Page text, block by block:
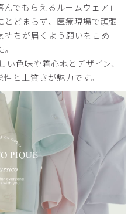
2026-04-25
大きめ
伸びない
厚い
が、シワになりにくく着心地
りまで隠れるので腰回り気に
色合いで気に入ってます。
クラシコ 白衣:アーバンシ
ンジフラワー/M
でもらえるルームウェア」
どまらず、医療現場で頑張
持ちが届くよう願いをこめ
色味や着心地とデザイン、
と上質さが魅力です。